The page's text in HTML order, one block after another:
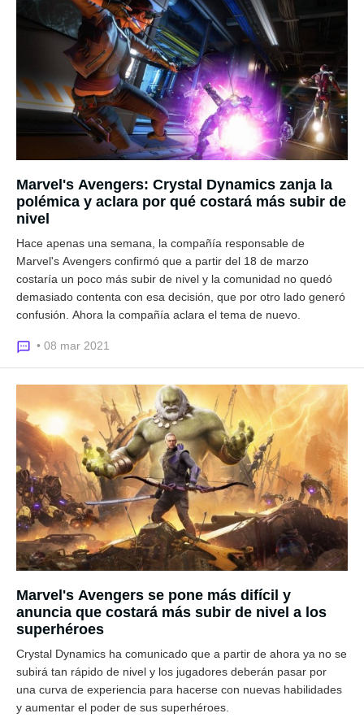
Marvel's Avengers: Crystal Dynamics zanja la
polémica y aclara por qué costará más subir de
nivel
Hace apenas una semana, la compañía responsable de
Marvel's Avengers confirmó que a partir del 18 de marzo
costaría un poco más subir de nivel y la comunidad no quedó
demasiado contenta con esa decisión, que por otro lado generó
confusión. Ahora la compañía aclara el tema de nuevo.
• 08 mar 2021
Marvel's Avengers se pone más difícil y
anuncia que costará más subir de nivel a los
superhéroes
Crystal Dynamics ha comunicado que a partir de ahora ya no se
subirá tan rápido de nivel y los jugadores deberán pasar por
una curva de experiencia para hacerse con nuevas habilidades
y aumentar el poder de sus superhéroes.